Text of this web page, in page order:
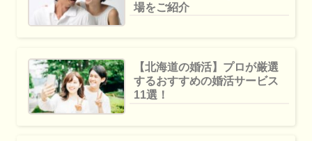
場をご紹介
【北海道の婚活】プロが厳選
するおすすめの婚活サービス
11選！